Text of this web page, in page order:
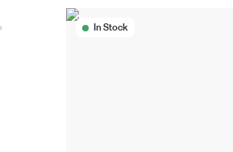
In Stock